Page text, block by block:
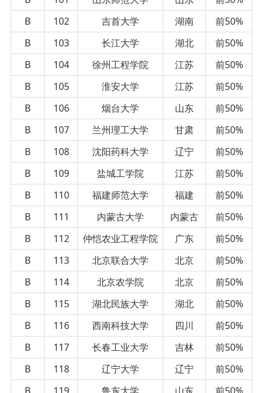
B
102 吉首大学 湖南
前50%
B
103 长江大学 湖北
前50%
B
104 徐州工程学院 江苏
前50%
B
105 淮安大学 江苏
前50%
B
106 烟台大学 山东
前50%
B
107 兰州理工大学 甘肃
前50%
B
108 沈阳药科大学 辽宁
前50%
B
109 盐城工学院 江苏
前50%
B
110 福建师范大学 福建
前50%
B
111 内蒙古大学 内蒙古
前50%
B
112 仲恺农业工程学院 广东
前50%
B
113 北京联合大学 北京
前50%
B
114 北京农学院 北京
前50%
B
115 湖北民族大学 湖北
前50%
B
116 西南科技大学 四川
前50%
B
117 长春工业大学 吉林
前50%
B
118 辽宁大学 辽宁
前50%